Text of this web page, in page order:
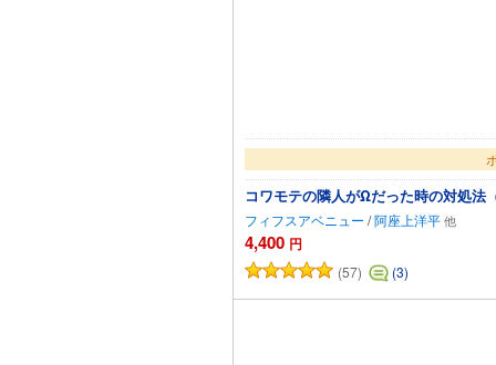
コワモテの隣人がΩだった時の対処法
フィフスアベニュー /阿座上洋平
4,400 円
(57) (3)